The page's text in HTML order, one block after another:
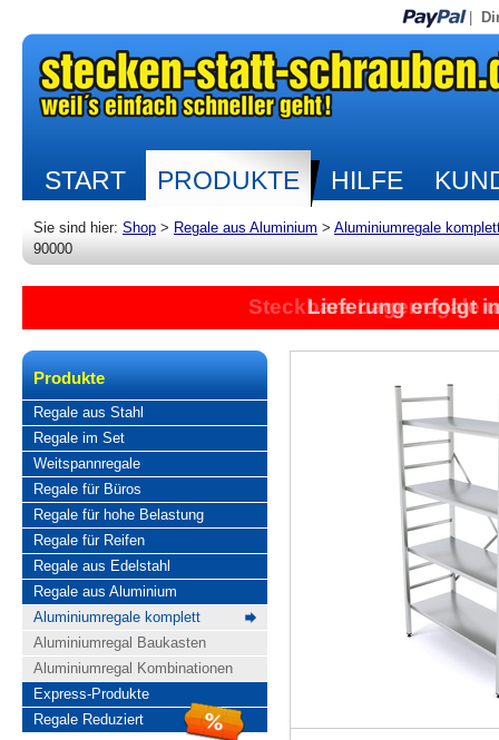
START PRODUKTE HILFE
Sie sind hier: Shop > Regale aus Aluminium > Aluminiumregale
90000
Steckbare Lagerregale
Lieferung erfolgt
Produkte
Regale aus Stahl
Regale im Set
Weitspannregale
Regale für Büros
Regale für hohe Belastung
Regale für Reifen
Regale aus Edelstahl
Regale aus Aluminium
Aluminiumregale komplett
Aluminiumregal Baukasten
Aluminiumregal Kombinationen
Express-Produkte
Regale Reduziert